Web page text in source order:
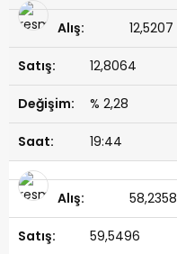
12,5207
12,8064
% 2,28
19:44
58,2358
59,5496